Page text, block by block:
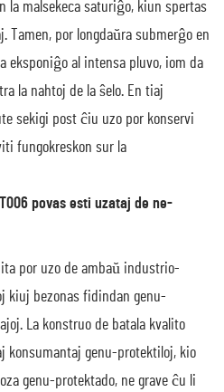
la malsekeca saturiĝo, kiun spertas
Tamen, por longdaŭra submerĝo en
eksponiĝo al intensa pluvo, iom da
la nahtoj de la ŝelo. En tiaj
sekigi post ĉiu uzo por konservi
fungokreskon sur la
povas esti uzataj de ne-
por uzo de ambaŭ industrio-
kiuj bezonas fidindan genu-
La konstruo de batala kvalito
konsumantaj genu-protektiloj, kio
genu-protektado, ne grave ĉu li